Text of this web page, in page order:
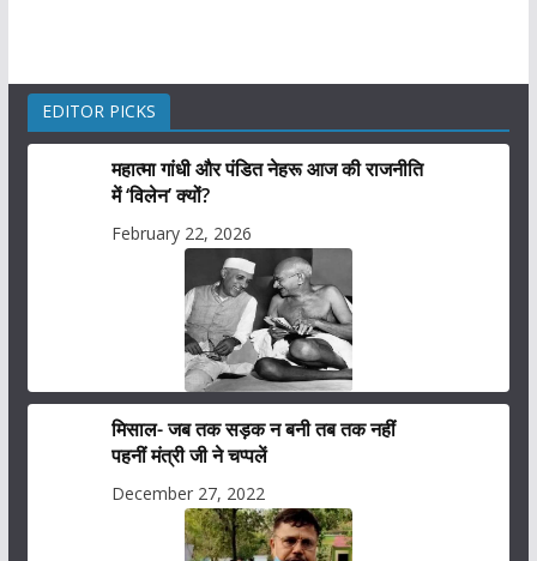
EDITOR PICKS
महात्मा गांधी और पंडित नेहरू आज की राजनीति
में ‘विलेन’ क्यों?
February 22, 2026
मिसाल- जब तक सड़क न बनी तब तक नहीं
पहनीं मंत्री जी ने चप्पलें
December 27, 2022